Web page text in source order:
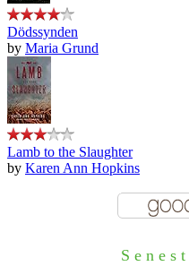
Dödssynden
by Maria Grund
Lamb to the Slaughter
by Karen Ann Hopkins